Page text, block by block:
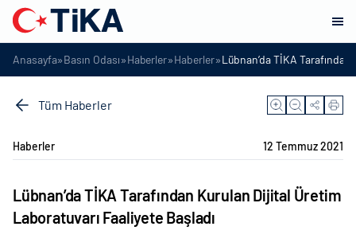
Anasayfa»Basın Odası»Haberler»Haberler»Lübnan’da TİKA
Tüm Haberler
Haberler 12 Temmuz 2021
Lübnan’da TİKA Tarafından Kurulan Dijital Üretim
Laboratuvarı Faaliyete Başladı